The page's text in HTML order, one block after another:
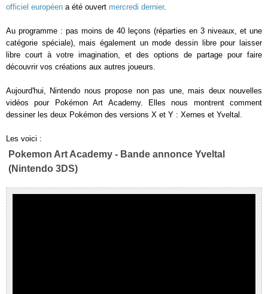
officiel européen a été ouvert mercredi dernier.
Au programme : pas moins de 40 leçons (réparties en 3 niveaux, et une
catégorie spéciale), mais également un mode dessin libre pour laisser
libre court à votre imagination, et des options de partage pour faire
découvrir vos créations aux autres joueurs.
Aujourd'hui, Nintendo nous propose non pas une, mais deux nouvelles
vidéos pour Pokémon Art Academy. Elles nous montrent comment
dessiner les deux Pokémon des versions X et Y : Xernes et Yveltal.
Les voici :
Pokemon Art Academy - Bande annonce Yveltal
(Nintendo 3DS)